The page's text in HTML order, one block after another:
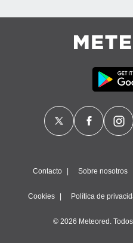
Contacto Sobre nosotros
Cookies Política de
© 2026 Meteored.